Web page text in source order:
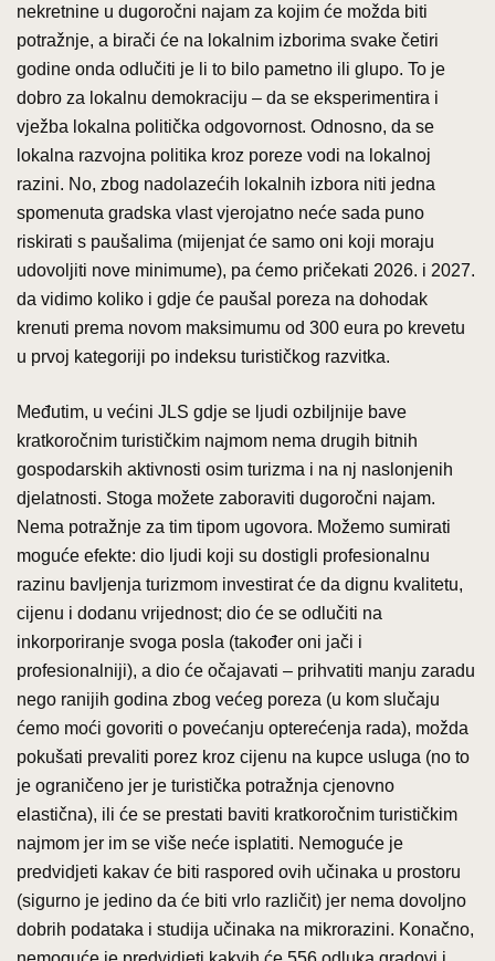
nekretnine u dugoročni najam za kojim će možda biti
potražnje, a birači će na lokalnim izborima svake četiri
godine onda odlučiti je li to bilo pametno ili glupo. To je
dobro za lokalnu demokraciju – da se eksperimentira i
vježba lokalna politička odgovornost. Odnosno, da se
lokalna razvojna politika kroz poreze vodi na lokalnoj
razini. No, zbog nadolazećih lokalnih izbora niti jedna
spomenuta gradska vlast vjerojatno neće sada puno
riskirati s paušalima (mijenjat će samo oni koji moraju
udovoljiti nove minimume), pa ćemo pričekati 2026. i 2027.
da vidimo koliko i gdje će paušal poreza na dohodak
krenuti prema novom maksimumu od 300 eura po krevetu
u prvoj kategoriji po indeksu turističkog razvitka.
Međutim, u većini JLS gdje se ljudi ozbiljnije bave
kratkoročnim turističkim najmom nema drugih bitnih
gospodarskih aktivnosti osim turizma i na nj naslonjenih
djelatnosti. Stoga možete zaboraviti dugoročni najam.
Nema potražnje za tim tipom ugovora. Možemo sumirati
moguće efekte: dio ljudi koji su dostigli profesionalnu
razinu bavljenja turizmom investirat će da dignu kvalitetu,
cijenu i dodanu vrijednost; dio će se odlučiti na
inkorporiranje svoga posla (također oni jači i
profesionalniji), a dio će očajavati – prihvatiti manju zaradu
nego ranijih godina zbog većeg poreza (u kom slučaju
ćemo moći govoriti o povećanju opterećenja rada), možda
pokušati prevaliti porez kroz cijenu na kupce usluga (no to
je ograničeno jer je turistička potražnja cjenovno
elastična), ili će se prestati baviti kratkoročnim turističkim
najmom jer im se više neće isplatiti. Nemoguće je
predvidjeti kakav će biti raspored ovih učinaka u prostoru
(sigurno je jedino da će biti vrlo različit) jer nema dovoljno
dobrih podataka i studija učinaka na mikrorazini. Konačno,